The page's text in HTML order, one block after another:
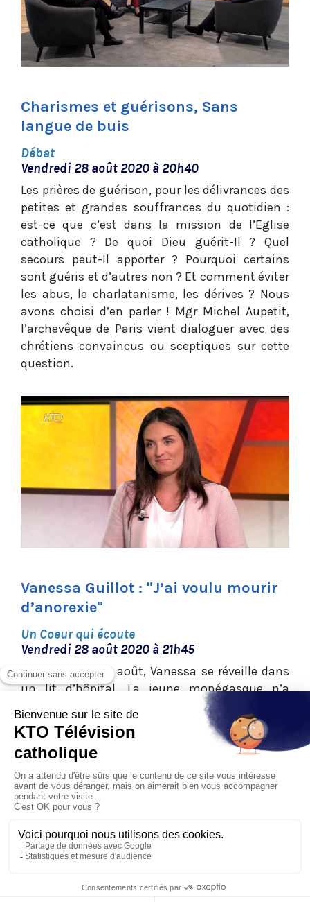
Charismes et guérisons, Sans
langue de buis
Débat
Vendredi 28 août 2020 à 20h40
Les prières de guérison, pour les délivrances des
petites et grandes souffrances du quotidien :
est-ce que c’est dans la mission de l’Eglise
catholique ? De quoi Dieu guérit-Il ? Quel
secours peut-Il apporter ? Pourquoi certains
sont guéris et d’autres non ? Et comment éviter
les abus, le charlatanisme, les dérives ? Nous
avons choisi d’en parler ! Mgr Michel Aupetit,
l’archevêque de Paris vient dialoguer avec des
chrétiens convaincus ou sceptiques sur cette
question.
Vanessa Guillot : "J’ai voulu mourir
d’anorexie"
Un Coeur qui écoute
Vendredi 28 août 2020 à 21h45
Un matin du 23 août, Vanessa se réveille dans
un lit d’hôpital. La jeune monégasque n’a
aucun souvenir de ce qui a pu lui arriver : elle se
sent juste en paix, ainsi entourée de chapelets
suspendus au bord de son lit. En fait, quelques
jours auparavant, après des années d’anorexie,
elle a choisi de se supprimer. Sur le plateau d'Un
Coeur qui écoute, celle qui a traversé ces années
d’errance est désormais une jeune femme
rayonnante qui nous raconte sereinenement
son histoire : un destin qui a bien tourné avec la
rencontre du Christ.